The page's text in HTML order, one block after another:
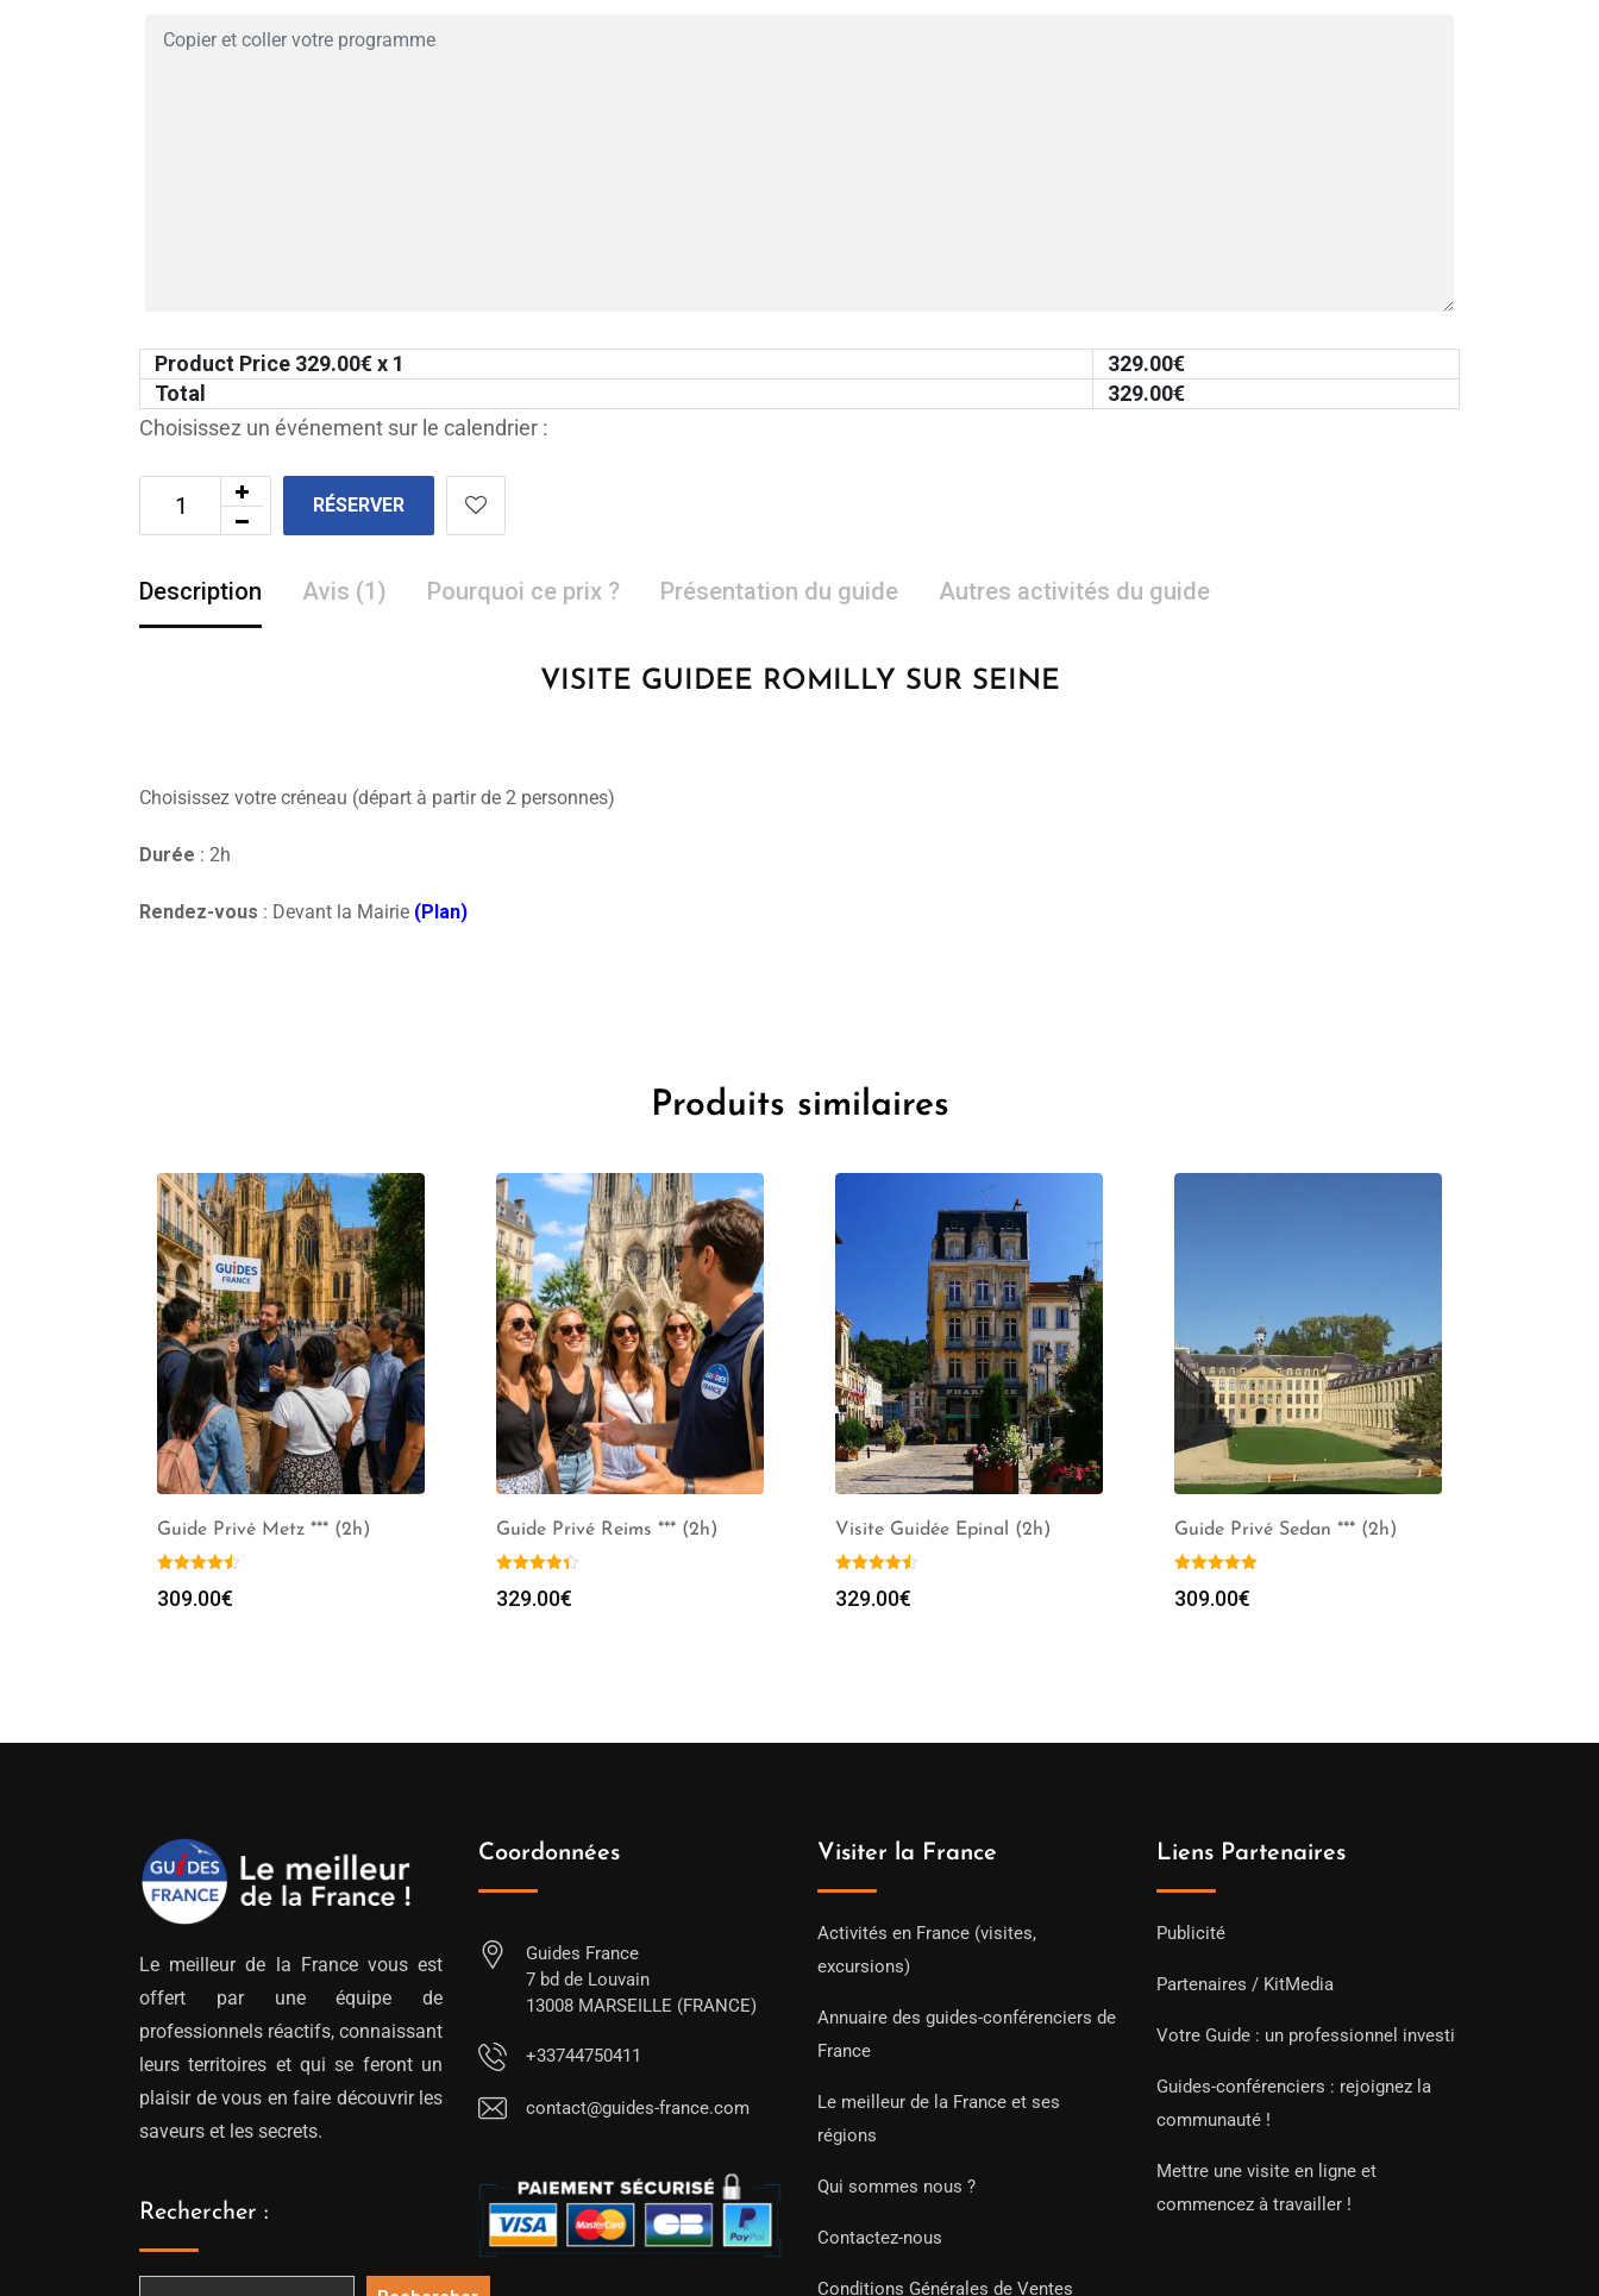
Product Price 329.00€ x 1 329.00€
Total
329.00€
Choisissez un événement sur le calendrier :
RÉSERVER
Description Avis (1) Pourquoi ce prix ? Présentation du guide Autres activités du guide
VISITE GUIDEE ROMILLY SUR SEINE
Choisissez votre créneau (départ à partir de 2 personnes)
Durée : 2h
Rendez-vous : Devant la Mairie (Plan)
Produits similaires
Guide Privé Metz *** (2h)
309.00€
Guide Privé Reims *** (2h)
329.00€
Visite Guidée Epinal (2h)
329.00€
Guide Privé Sedan *** (2h)
309.00€
Le meilleur de la France vous est
offert par une équipe de
professionnels réactifs, connaissant
leurs territoires et qui se feront un
plaisir de vous en faire découvrir les
saveurs et les secrets.
Rechercher :
Coordonnées
Guides France
7 bd de Louvain
13008 MARSEILLE (FRANCE)
+33744750411
contact@guides-france.com
Visiter la France
Activités en France (visites,
excursions)
Annuaire des guides-conférenciers de
France
Le meilleur de la France et ses
régions
Qui sommes nous ?
Contactez-nous
Conditions Générales de Ventes
Liens Partenaires
Publicité
Partenaires / KitMedia
Votre Guide : un professionnel investi
Guides-conférenciers : rejoignez la
communauté !
Mettre une visite en ligne et
commencez à travailler !